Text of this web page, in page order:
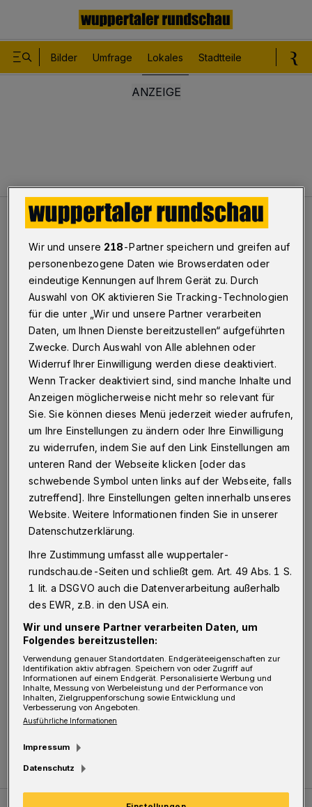
Bilder Umfrage Lokales Stadtteile
Lokales Polizei warnt vor Trickdieben
Polizei warnt vor Trickdieben
Eine 84-jährige Frau ist am Dienstag (31. März 2015)
an der Nützenberger Straße in Wuppertal Opfer
mehrerer Trickdiebe geworden.
01.04.2015 , 11:56 Uhr Eine Minute Lesezeit
Unter dem Vorwand, einen Wasserrohrbruch
reparieren zu müssen, klingelten die
Unbekannten gegen 12.30 Uhr an der Tür der
Seniorin und kamen auf diese Weise in die
Wohnung.
Während ein Täter die Frau ablenkte,
durchsuchten die anderen die Räume nach
Wertsachen. Wenig später flohen die Diebe mit
Bargeld und Schmuck. Die Seniorin bemerkte
Wir und unsere 218-Partner speichern und greifen auf
personenbezogene Daten wie Browserdaten oder
eindeutige Kennungen auf Ihrem Gerät zu. Durch
Auswahl von OK aktivieren Sie Tracking-Technologien
für die unter „Wir und unsere Partner verarbeiten
Daten, um Ihnen Dienste bereitzustellen“ aufgeführten
Zwecke. Durch Auswahl von Alle ablehnen oder
Widerruf Ihrer Einwilligung werden diese deaktiviert.
Wenn Tracker deaktiviert sind, sind manche Inhalte und
Anzeigen möglicherweise nicht mehr so relevant für
Sie. Sie können dieses Menü jederzeit wieder aufrufen,
um Ihre Einstellungen zu ändern oder Ihre Einwilligung
zu widerrufen, indem Sie auf den Link Einstellungen am
unteren Rand der Webseite klicken [oder das
schwebende Symbol unten links auf der Webseite, falls
zutreffend]. Ihre Einstellungen gelten innerhalb unseres
Website. Weitere Informationen finden Sie in unserer
Datenschutzerklärung.
Ihre Zustimmung umfasst alle wuppertaler-
rundschau.de-Seiten und schließt gem. Art. 49 Abs. 1 S.
1 lit. a DSGVO auch die Datenverarbeitung außerhalb
des EWR, z.B. in den USA ein.
Wir und unsere Partner verarbeiten Daten, um
Folgendes bereitzustellen:
Verwendung genauer Standortdaten. Endgeräteeigenschaften zur
Identifikation aktiv abfragen. Speichern von oder Zugriff auf
Informationen auf einem Endgerät. Personalisierte Werbung und
Inhalte, Messung von Werbeleistung und der Performance von
Inhalten, Zielgruppenforschung sowie Entwicklung und
Verbesserung von Angeboten.
Ausführliche Informationen
Impressum
Datenschutz